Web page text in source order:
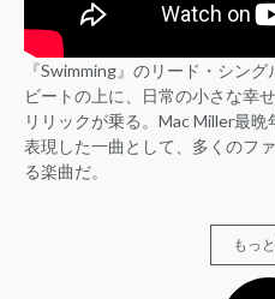
『Swimming』のリード・シン
ビートの上に、日常の小さな幸
リリックが乗る。Mac Miller最
表現した一曲として、多くのフ
る楽曲だ。
もっ